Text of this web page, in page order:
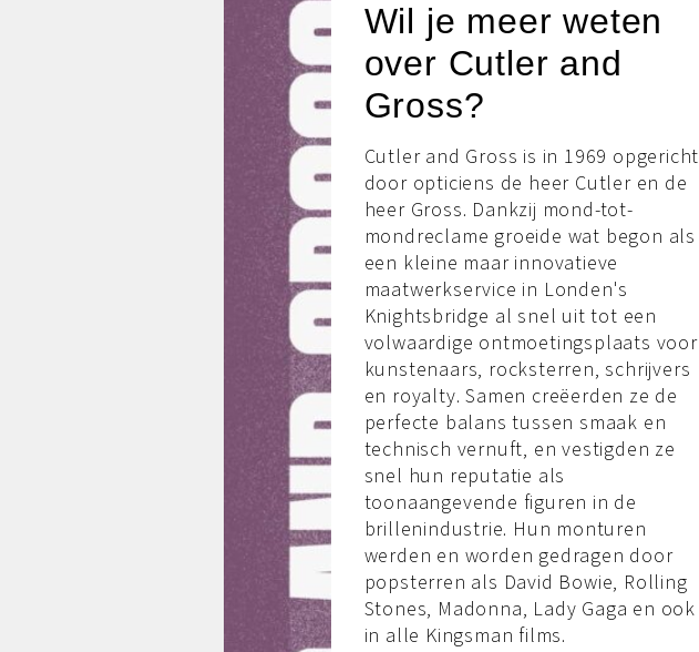
Wil je meer weten
over Cutler and
Gross?
Cutler and Gross is in 1969 opgericht
door opticiens de heer Cutler en de
heer Gross. Dankzij mond-tot-
mondreclame groeide wat begon als
een kleine maar innovatieve
maatwerkservice in Londen's
Knightsbridge al snel uit tot een
volwaardige ontmoetingsplaats voor
kunstenaars, rocksterren, schrijvers
en royalty. Samen creëerden ze de
perfecte balans tussen smaak en
technisch vernuft, en vestigden ze
snel hun reputatie als
toonaangevende figuren in de
brillenindustrie. Hun monturen
werden en worden gedragen door
popsterren als David Bowie, Rolling
Stones, Madonna, Lady Gaga en ook
in alle Kingsman films.